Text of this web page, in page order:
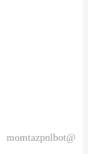
@momtazpnlbot